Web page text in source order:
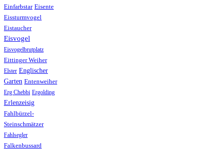
Einfarbstar Eisente
Eissturmvogel
Eistaucher
Eisvogel
Eisvogelbrutplatz
Eittinger Weiher
Elster Englischer
Garten Entenweiher
Erg Chebbi Ergolding
Erlenzeisig
Fahlbürzel-
Steinschmätzer
Fahlsegler
Falkenbussard